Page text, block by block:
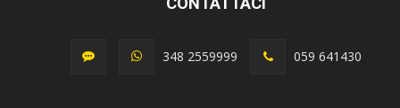
348 2559999 059 641430